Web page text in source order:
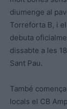
diumenge al
Torreforta B, i
debuta
dissabte a les
Sant Pau.
També
locals el CB